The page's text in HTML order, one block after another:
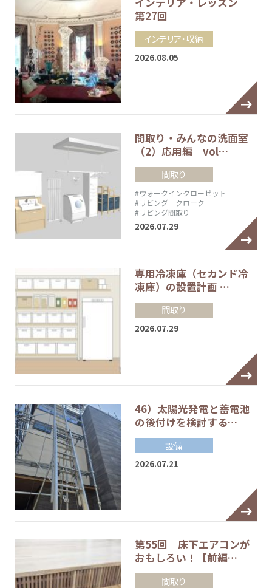
第27回
インテリア・収納
2026.08.05
間取り・みんなの洗面室
（2）応用編 vol…
間取り
#ウォークインクローゼット
#リビング クローク
#リビング間取り
2026.07.29
専用冷凍庫（セカンド冷
凍庫）の設置計画 …
間取り
2026.07.29
46）太陽光発電と蓄電池
の後付けを検討する…
設備
2026.07.21
第55回 床下エアコンが
おもしろい！【前編…
間取り